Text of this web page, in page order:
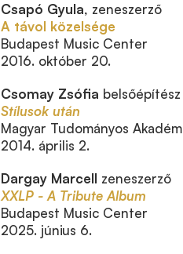
Csapó Gyula, zeneszerző
A távol közelsége
Budapest Music Center
2016. október 20.
Csomay Zsófia belsőépítész
Stílusok után
Magyar Tudományos
2014. április 2.
Dargay Marcell zeneszerző
XXLP - A Tribute Album
Budapest Music Center
2025. június 6.